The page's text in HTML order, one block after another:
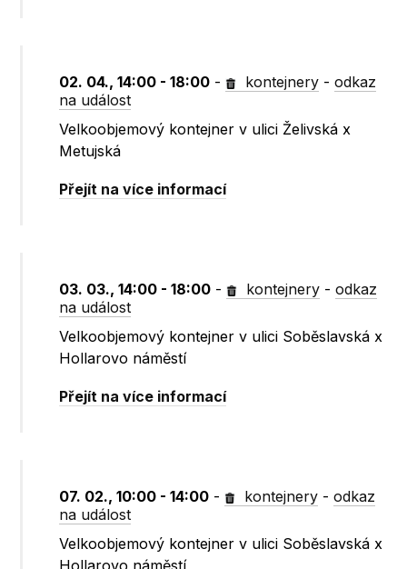
02. 04., 14:00 - 18:00 - kontejnery -odkaz
na událost
Velkoobjemový kontejner v ulici Želivská x
Metujská
Přejít na více informací
03. 03., 14:00 - 18:00 - kontejnery -odkaz
na událost
Velkoobjemový kontejner v ulici Soběslavská x
Hollarovo náměstí
Přejít na více informací
07. 02., 10:00 - 14:00 - kontejnery -odkaz
na událost
Velkoobjemový kontejner v ulici Soběslavská x
Hollarovo náměstí